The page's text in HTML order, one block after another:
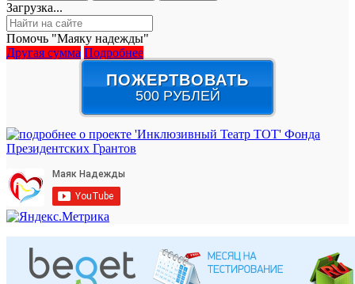
Загрузка...
Помочь "Маяку надежды"
Другая сумма Подробнее
ПОЖЕРТВОВАТЬ
500 РУБЛЕЙ